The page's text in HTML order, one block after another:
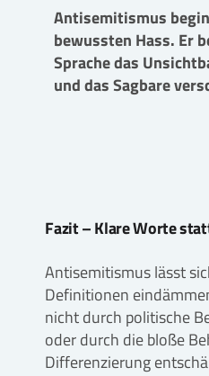
Antisemitismus
bewussten Hass. Er
Sprache das
und das Sagbare
Fazit – Klare Worte
Antisemitismus lässt
Definitionen
nicht durch politische
oder durch die bloße
Differenzierung